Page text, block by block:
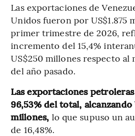
Las exportaciones de
Unidos fueron por US$1.875
primer trimestre de 2026,
incremento del 15,4%
US$250 millones respecto al
del año pasado.
Las exportaciones
96,53% del total, alcanzando
millones, lo que supuso un
de 16,48%.